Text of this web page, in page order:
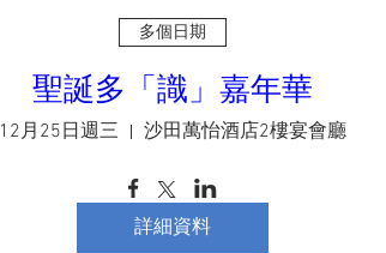
多個日期
聖誕多「識」嘉年華
12月25日週三 沙田萬怡酒店2樓宴會廳
詳細資料